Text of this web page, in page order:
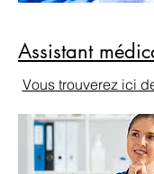
Assistant
Vous trouverez ici